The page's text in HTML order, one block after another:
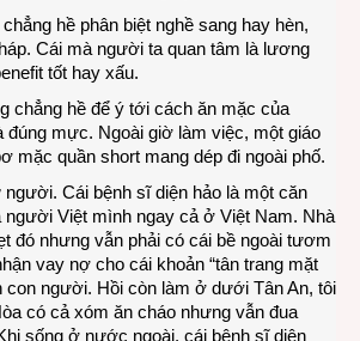
hề phân biệt nghề sang hay hèn,
Cái mà người ta quan tâm là lương
tốt hay xấu.
chẳng hề để ý tới cách ăn mặc của
đúng mực. Ngoài giờ làm việc, một giáo
mặc quần short mang dép đi ngoài phố.
Cái bệnh sĩ diện hảo là một căn
người Việt mình ngay cả ở Việt Nam. Nhà
đó nhưng vẫn phải có cái bề ngoài tươm
vay nợ cho cái khoản “tân trang mặt
con người. Hồi còn làm ở dưới Tân An, tôi
có cả xóm ăn cháo nhưng vẫn đua
sống ở nước ngoài, cái bệnh sĩ diện